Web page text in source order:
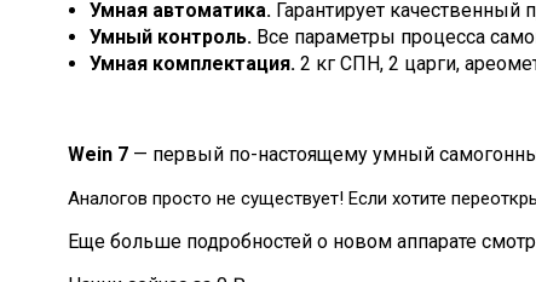
Умная автоматика. Гарантирует
Умный контроль. Все параметры процесса
Умная комплектация. 2 кг СПН, 2 царги,
Wein 7 — первый по-настоящему умный
Аналогов просто не существует! Если хотите
Еще больше подробностей о новом аппарате